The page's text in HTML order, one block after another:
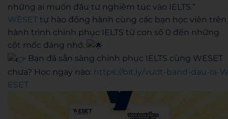
những ai muốn đầu tư nghiêm túc vào IELTS.”
WESET tự hào đồng hành cùng các bạn học viên trên
hành trình chinh phục IELTS từ con số 0 đến những
cột mốc đáng nhớ.
Bạn đã sẵn sàng chinh phục IELTS cùng WESET
chưa? Học ngay nào: https://bit.ly/vươt-band-dau-ra-
ESET